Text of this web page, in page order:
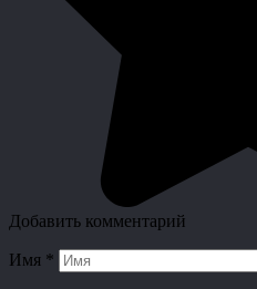
Добавить комментарий
Имя *